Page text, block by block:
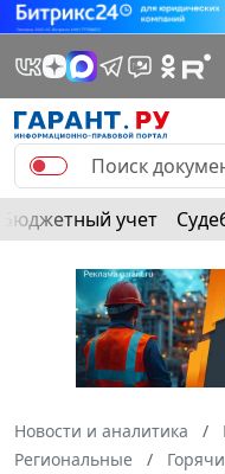
Бюджетный учет
Новости и аналитика
Региональные